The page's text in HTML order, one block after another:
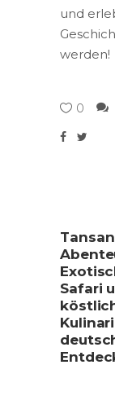
und
werden!
0
Safari